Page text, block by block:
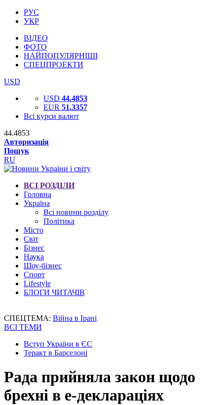
РУС
УКР
ВІДЕО
ФОТО
НАЙПОПУЛЯРНІШІ
СПЕЦПРОЕКТИ
USD
USD 44.4853
EUR 51.3357
Всі курси валют
44.4853
Авторизація
Пошук
RU
ВСІ РОЗДІЛИ
Головна
Україна
Всі новини розділу
Політика
Місто
Світ
Бізнес
Наука
Шоу-бізнес
Спорт
Lifestyle
БЛОГИ ЧИТАЧІВ
СПЕЦТЕМА: Війна в Ірані
ВСІ ТЕМИ
Вступ України в ЄС
Теракт в Барселоні
Рада прийняла закон щодо
брехні в е-деклараціях